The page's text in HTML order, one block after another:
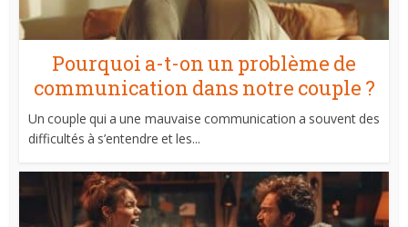
Pourquoi a-t-on un problème de
communication dans notre couple ?
Un couple qui a une mauvaise communication a souvent des
difficultés à s’entendre et les...